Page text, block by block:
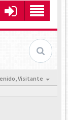
Visitante